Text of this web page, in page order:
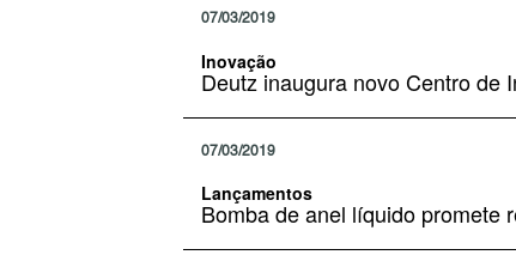
07/03/2019
Inovação
Deutz inaugura novo Centro de
07/03/2019
Lançamentos
Bomba de anel líquido promete